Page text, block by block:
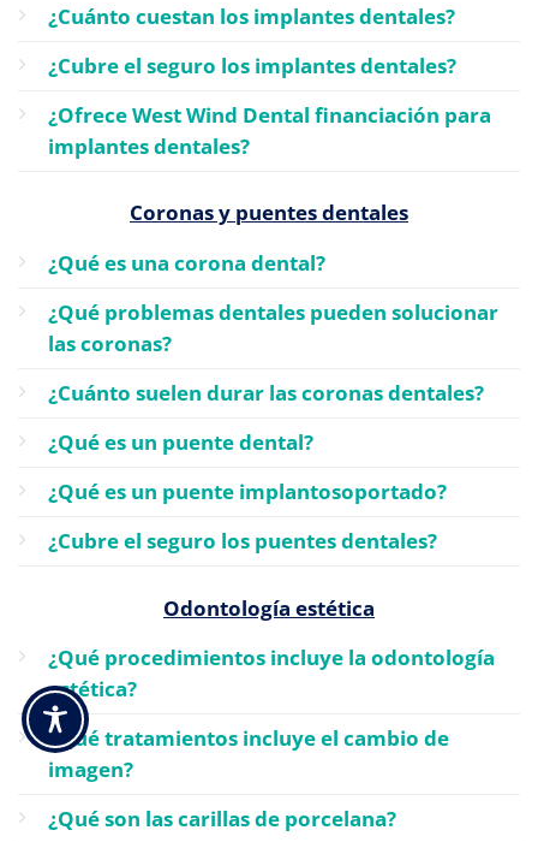
¿Cuánto cuestan los implantes dentales?
¿Cubre el seguro los implantes dentales?
¿Ofrece West Wind Dental financiación para
implantes dentales?
Coronas y puentes dentales
¿Qué es una corona dental?
¿Qué problemas dentales pueden solucionar
las coronas?
¿Cuánto suelen durar las coronas dentales?
¿Qué es un puente dental?
¿Qué es un puente implantosoportado?
¿Cubre el seguro los puentes dentales?
Odontología estética
¿Qué procedimientos incluye la odontología
estética?
¿Qué tratamientos incluye el cambio de
imagen?
¿Qué son las carillas de porcelana?